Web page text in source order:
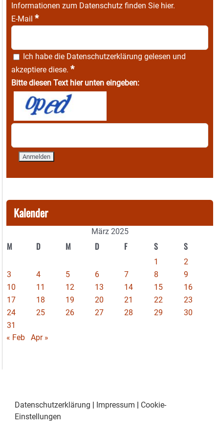
Informationen zum Datenschutz finden Sie hier.
E-Mail *
Ich habe die Datenschutzerklärung gelesen und
akzeptiere diese. *
Bitte diesen Text hier unten eingeben:
Kalender
März 2025
M D M D F S S
1
2
3
4 5 6 7 8
9
10
11 12 13 14 15
16
17
18 19 20 21 22
23
24
25 26 27 28 29
30
31
« Feb
Apr »
Datenschutzerklärung | Impressum | Cookie-
Einstellungen